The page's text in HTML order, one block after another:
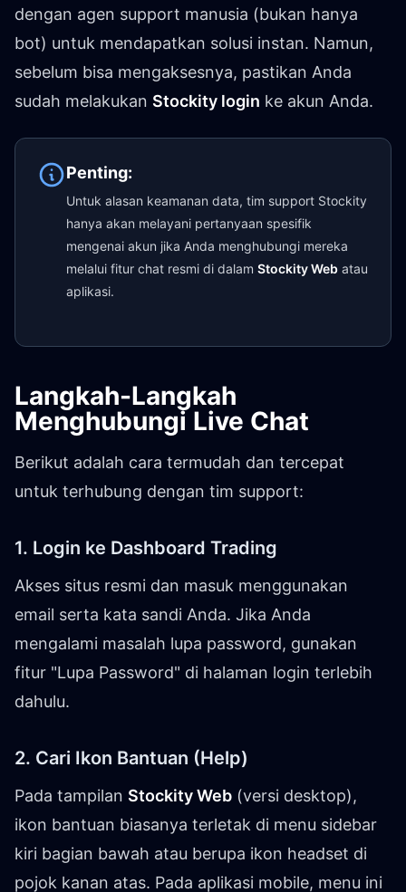
dengan agen support manusia (bukan hanya
bot) untuk mendapatkan solusi instan. Namun,
sebelum bisa mengaksesnya, pastikan Anda
sudah melakukan Stockity login ke akun Anda.
Penting:
Untuk alasan keamanan data, tim support Stockity
hanya akan melayani pertanyaan spesifik
mengenai akun jika Anda menghubungi mereka
melalui fitur chat resmi di dalam Stockity Web atau
aplikasi.
Langkah-Langkah
Menghubungi Live Chat
Berikut adalah cara termudah dan tercepat
untuk terhubung dengan tim support:
1. Login ke Dashboard Trading
Akses situs resmi dan masuk menggunakan
email serta kata sandi Anda. Jika Anda
mengalami masalah lupa password, gunakan
fitur "Lupa Password" di halaman login terlebih
dahulu.
2. Cari Ikon Bantuan (Help)
Pada tampilan Stockity Web (versi desktop),
ikon bantuan biasanya terletak di menu sidebar
kiri bagian bawah atau berupa ikon headset di
pojok kanan atas. Pada aplikasi mobile, menu ini